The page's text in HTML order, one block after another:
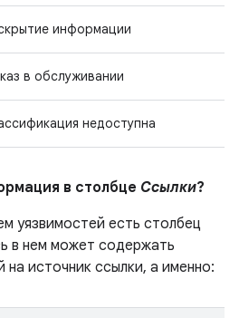
информации
в обслуживании
недоступна
в столбце Ссылки?
уязвимостей есть столбец
в нем может содержать
источник ссылки, а именно: